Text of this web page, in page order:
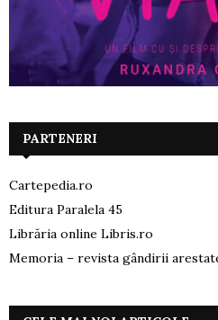
PARTENERI
Cartepedia.ro
Editura Paralela 45
Librăria online Libris.ro
Memoria – revista gândirii